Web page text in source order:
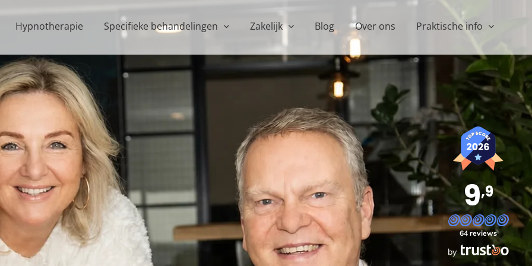
Hypnotherapie Specifieke behandelingen Zakelijk Blog Over ons Praktische info
9,9
64 reviews
by